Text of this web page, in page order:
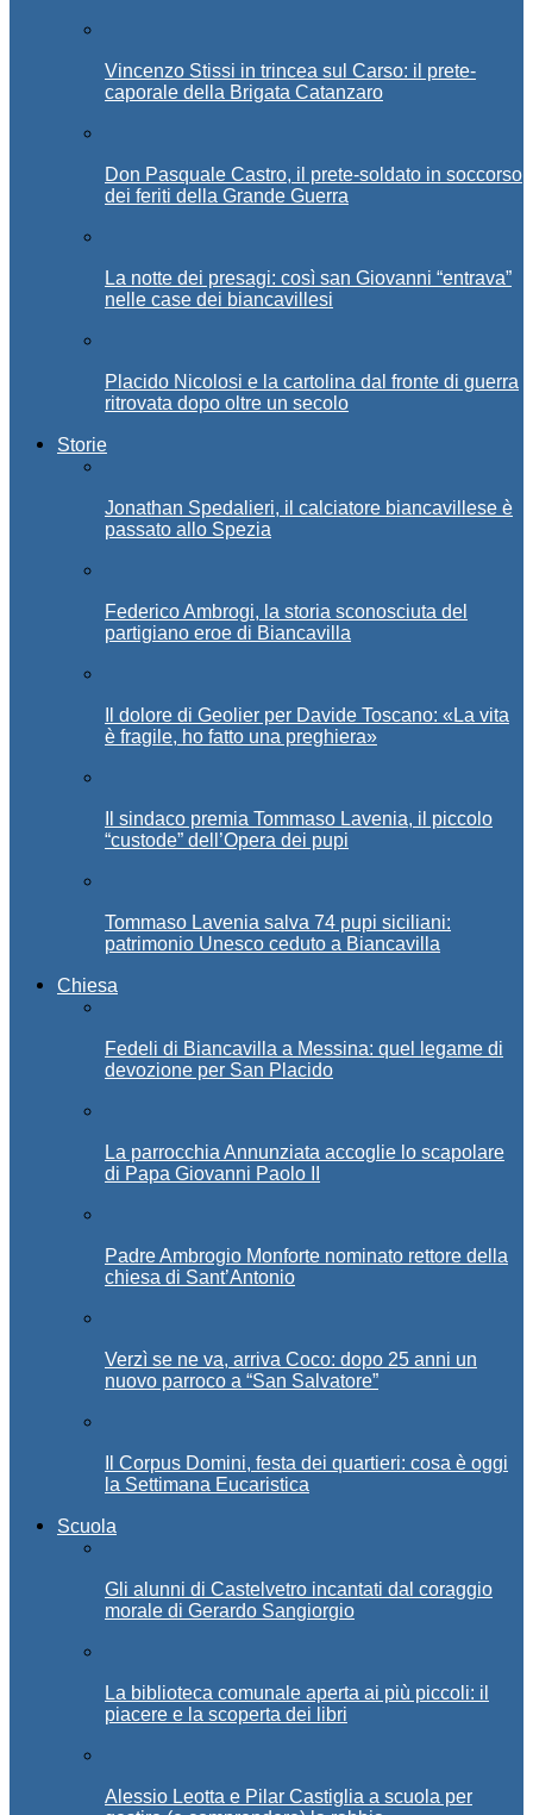
Vincenzo Stissi in trincea sul Carso: il prete-
caporale della Brigata Catanzaro
Don Pasquale Castro, il prete-soldato in soccorso
dei feriti della Grande Guerra
La notte dei presagi: così san Giovanni “entrava”
nelle case dei biancavillesi
Placido Nicolosi e la cartolina dal fronte di guerra
ritrovata dopo oltre un secolo
Storie
Jonathan Spedalieri, il calciatore biancavillese è
passato allo Spezia
Federico Ambrogi, la storia sconosciuta del
partigiano eroe di Biancavilla
Il dolore di Geolier per Davide Toscano: «La vita
è fragile, ho fatto una preghiera»
Il sindaco premia Tommaso Lavenia, il piccolo
“custode” dell’Opera dei pupi
Tommaso Lavenia salva 74 pupi siciliani:
patrimonio Unesco ceduto a Biancavilla
Chiesa
Fedeli di Biancavilla a Messina: quel legame di
devozione per San Placido
La parrocchia Annunziata accoglie lo scapolare
di Papa Giovanni Paolo II
Padre Ambrogio Monforte nominato rettore della
chiesa di Sant’Antonio
Verzì se ne va, arriva Coco: dopo 25 anni un
nuovo parroco a “San Salvatore”
Il Corpus Domini, festa dei quartieri: cosa è oggi
la Settimana Eucaristica
Scuola
Gli alunni di Castelvetro incantati dal coraggio
morale di Gerardo Sangiorgio
La biblioteca comunale aperta ai più piccoli: il
piacere e la scoperta dei libri
Alessio Leotta e Pilar Castiglia a scuola per